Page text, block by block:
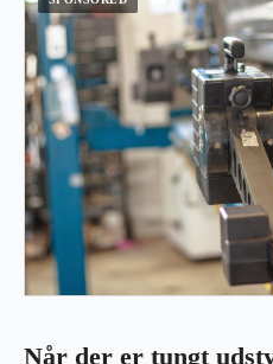
Når der er tungt